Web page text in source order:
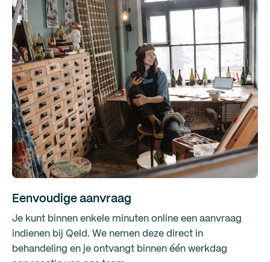
Eenvoudige aanvraag
Je kunt binnen enkele minuten online een aanvraag
indienen bij Qeld. We nemen deze direct in
behandeling en je ontvangt binnen één werkdag